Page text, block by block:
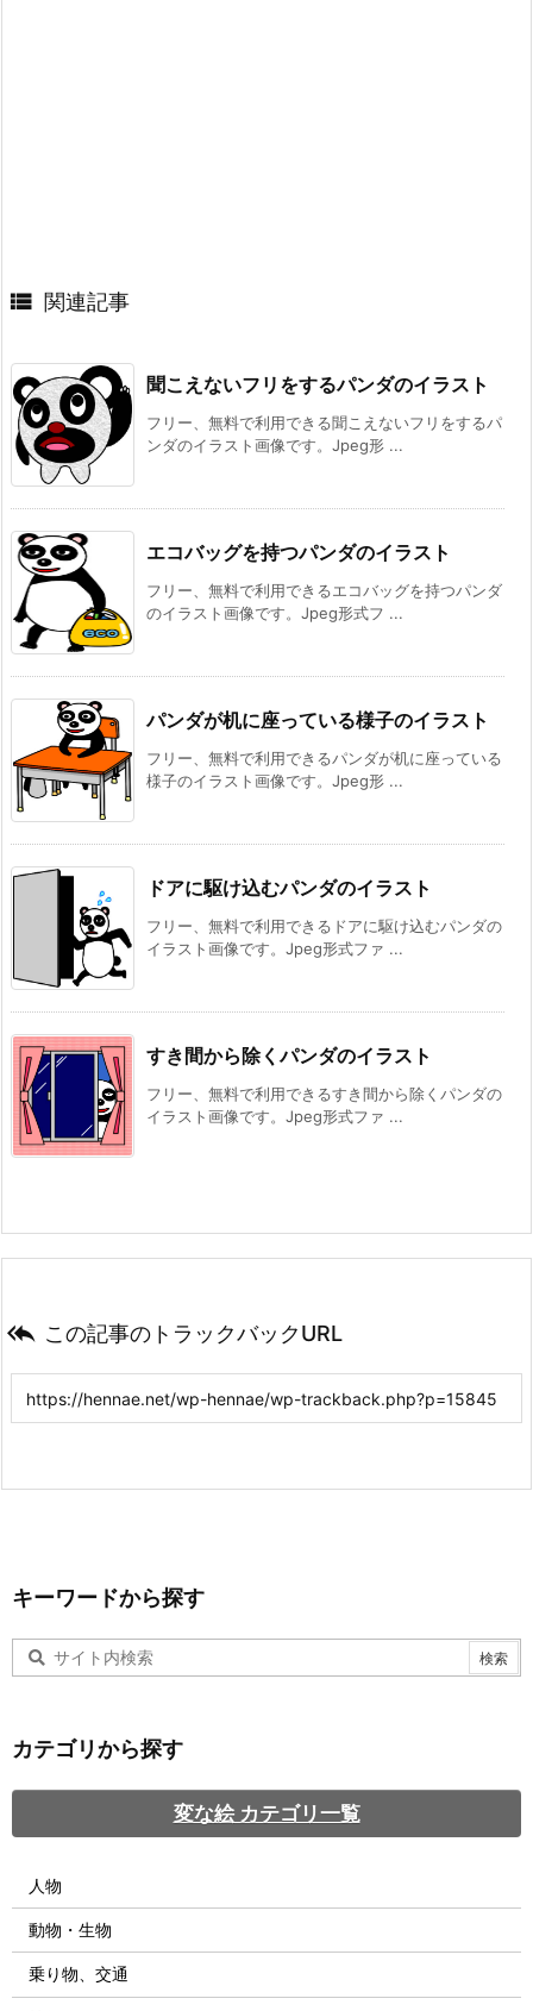
 関連記事
聞こえないフリをするパンダのイラスト
フリー、無料で利用できる聞こえないフリをするパ
ンダのイラスト画像です。Jpeg形 ...
エコバッグを持つパンダのイラスト
フリー、無料で利用できるエコバッグを持つパンダ
のイラスト画像です。Jpeg形式フ ...
パンダが机に座っている様子のイラスト
フリー、無料で利用できるパンダが机に座っている
様子のイラスト画像です。Jpeg形 ...
ドアに駆け込むパンダのイラスト
フリー、無料で利用できるドアに駆け込むパンダの
イラスト画像です。Jpeg形式ファ ...
すき間から除くパンダのイラスト
フリー、無料で利用できるすき間から除くパンダの
イラスト画像です。Jpeg形式ファ ...
 この記事のトラックバックURL
キーワードから探す
カテゴリから探す
変な絵 カテゴリ一覧
人物
動物・生物
乗り物、交通